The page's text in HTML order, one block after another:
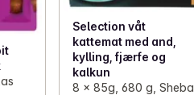
Selection våt
kattemat med and,
kylling, fjærfe og
kalkun
8 x 85g, 680 g, Sheba